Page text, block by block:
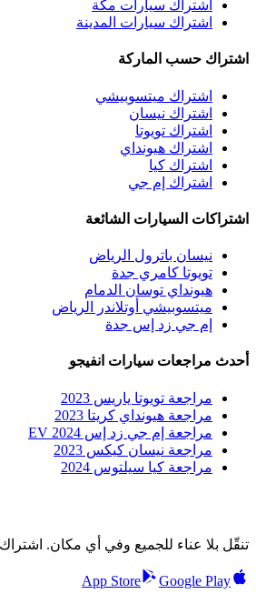
اشتراك سيارات مكة
اشتراك سيارات المدينة
اشتراك حسب الماركة
اشتراك ميتسوبيشي
اشتراك نيسان
اشتراك تويوتا
اشتراك هيونداي
اشتراك كيا
اشتراك إم جي
اشتراكات السيارات الشائعة
نيسان باترول الرياض
تويوتا كامري جدة
هيونداي توسان الدمام
ميتسوبيشي أوتلاندر الرياض
إم جي زد إس جدة
أحدث مراجعات سيارات انفيجو
مراجعة تويوتا ياريس 2023
مراجعة هيونداي كريتا 2023
مراجعة إم جي زد إس EV 2024
مراجعة نيسان كيكس 2023
مراجعة كيا سيلتوس 2024
تنقّل بلا عناء للجميع وفي أي مكان.
App Store Google Play